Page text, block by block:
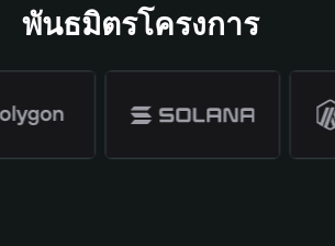
พันธมิตรโครงการ